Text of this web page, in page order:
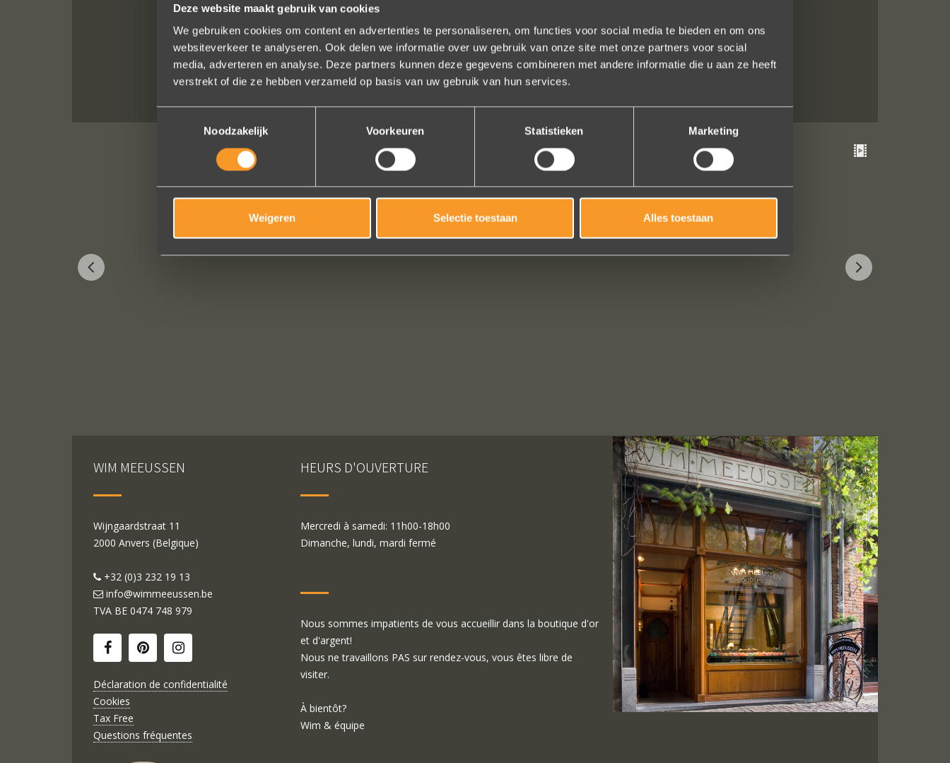
Deze website maakt gebruik van cookies
We gebruiken cookies om content en advertenties te personaliseren, om functies voor social media te bieden en om ons
websiteverkeer te analyseren. Ook delen we informatie over uw gebruik van onze site met onze partners voor social
media, adverteren en analyse. Deze partners kunnen deze gegevens combineren met andere informatie die u aan ze heeft
verstrekt of die ze hebben verzameld op basis van uw gebruik van hun services.
Noodzakelijk
Voorkeuren Statistieken Marketing
Weigeren Selectie toestaan Alles toestaan
We bestelden online, maar er wordt contact met je onderhouden alsof je in de winkel staat.
Het is eigenlijk een feestje om bij Wim Meeusen sierraden aan te schaffen!
Erik Koopmans
Bekijk al onze reviews
WIM MEEUSSEN
Wijngaardstraat 11
2000 Anvers (Belgique)
+32 (0)3 232 19 13
info@wimmeeussen.be
TVA BE 0474 748 979
Déclaration de confidentialité
Cookies
Tax Free
Questions fréquentes
HEURS D'OUVERTURE
Mercredi à samedi: 11h00-18h00
Dimanche, lundi, mardi fermé
Nous sommes impatients de vous accueillir dans la boutique d'or
et d'argent!
Nous ne travaillons PAS sur rendez-vous, vous êtes libre de
visiter.
À bientôt?
Wim & équipe